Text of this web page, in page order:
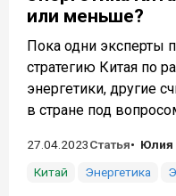
или меньше?
Пока одни эксперты
стратегию Китая по
энергетики, другие
в стране под
27.04.2023Статья
Юлия
Китай
Энергетика